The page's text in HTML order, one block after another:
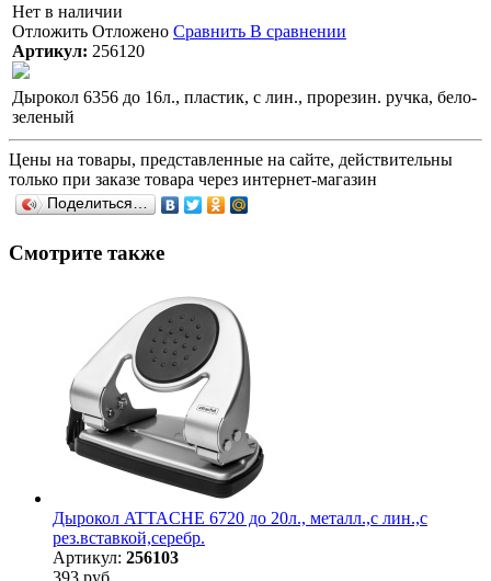
Нет в наличии
Отложить Отложено Сравнить В сравнении
Артикул: 256120
Дырокол 6356 до 16л., пластик, с лин., прорезин. ручка, бело-
зеленый
Цены на товары, представленные на сайте, действительны
только при заказе товара через интернет-магазин
Поделиться…
Смотрите также
Дырокол ATTACHE 6720 до 20л., металл.,с лин.,с
рез.вставкой,серебр.
Артикул: 256103